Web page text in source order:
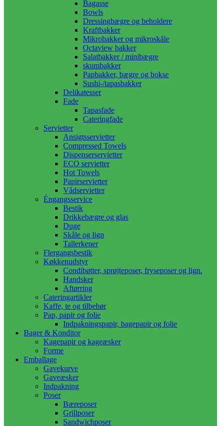
Bagasse
Bowls
Dressingbægre og beholdere
Kraftbakker
Mikrobakker og mikroskåle
Octaview bakker
Salatbakker / minibægre
skumbakker
Papbakker, bægre og bokse
Sushi-/tapasbakker
Delikatesser
Fade
Tapasfade
Cateringfade
Servietter
Ansigtsservietter
Compressed Towels
Dispenserservietter
ECO servietter
Hot Towels
Papirservietter
Vådservietter
Éngangsservice
Bestik
Drikkebægre og glas
Duge
Skåle og lign
Tallerkener
Flergangsbestik
Køkkenudstyr
Condibøtter, sprøjteposer, fryseposer og lign.
Handsker
Aftørring
Cateringartikler
Kaffe, te og tilbehør
Pap, papir og folie
Indpakningspapir, bagepapir og folie
Bager & Konditor
Kagepapir og kageæsker
Forme
Emballage
Gavekurve
Gaveæsker
Indpakning
Poser
Bæreposer
Grillposer
Sandwichposer